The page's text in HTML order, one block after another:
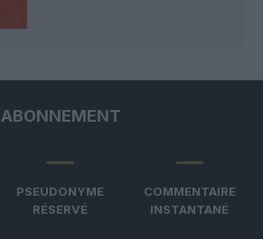
ABONNEMENT
PSEUDONYME
RÉSERVÉ
COMMENTAIRE
INSTANTANÉ